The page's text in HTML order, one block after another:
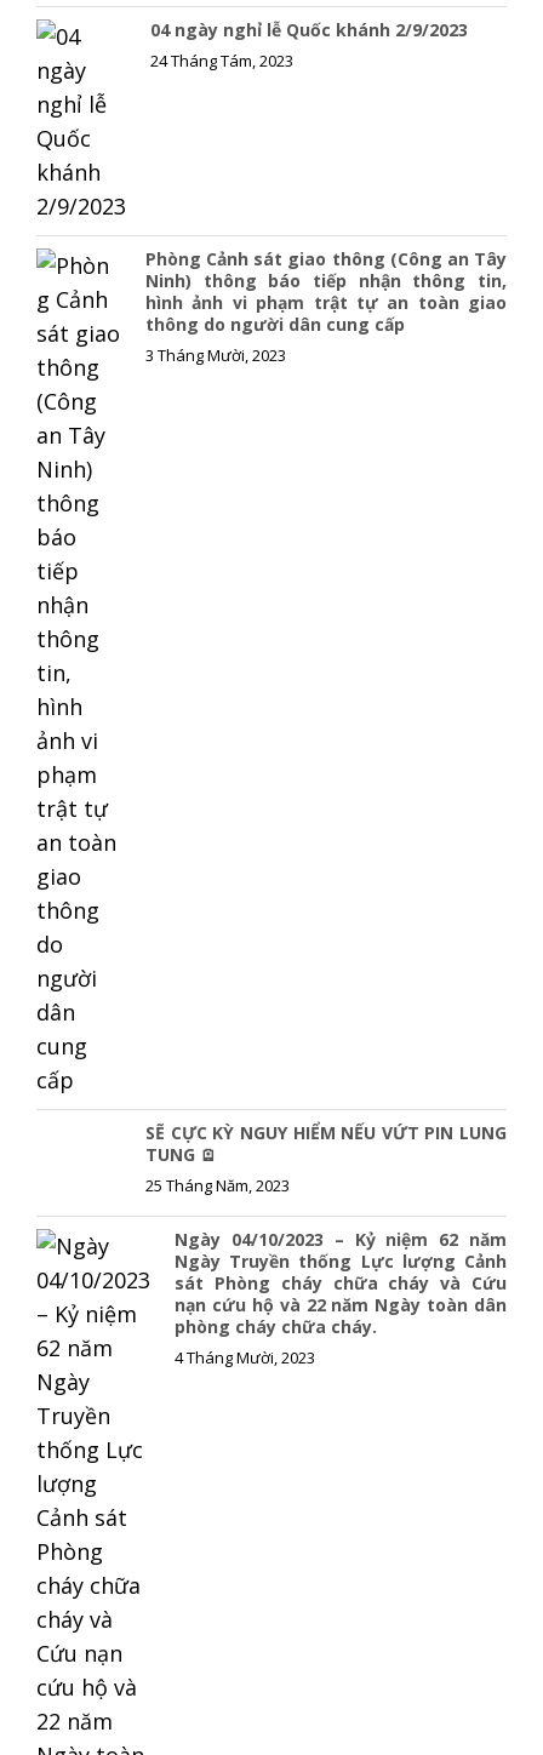
04 ngày nghỉ lễ Quốc khánh 2/9/2023
24 Tháng Tám, 2023
Phòng Cảnh sát giao thông (Công an Tây
Ninh) thông báo tiếp nhận thông tin,
hình ảnh vi phạm trật tự an toàn giao
thông do người dân cung cấp
3 Tháng Mười, 2023
SẼ CỰC KỲ NGUY HIỂM NẾU VỨT PIN LUNG
TUNG 🪫
25 Tháng Năm, 2023
Ngày 04/10/2023 – Kỷ niệm 62 năm
Ngày Truyền thống Lực lượng Cảnh
sát Phòng cháy chữa cháy và Cứu
nạn cứu hộ và 22 năm Ngày toàn dân
phòng cháy chữa cháy.
4 Tháng Mười, 2023